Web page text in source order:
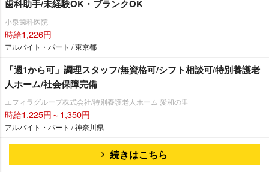
歯科助手/未経験OK・ブランクOK
小泉歯科医院
時給1,226円
アルバイト・パート / 東京都
「週1から可」調理スタッフ/無資格可/シフト相談可/特別養護老
人ホーム/社会保障完備
エフィラグループ株式会社/特別養護老人ホーム 愛和の里
時給1,225円～1,350円
アルバイト・パート / 神奈川県
続きはこちら